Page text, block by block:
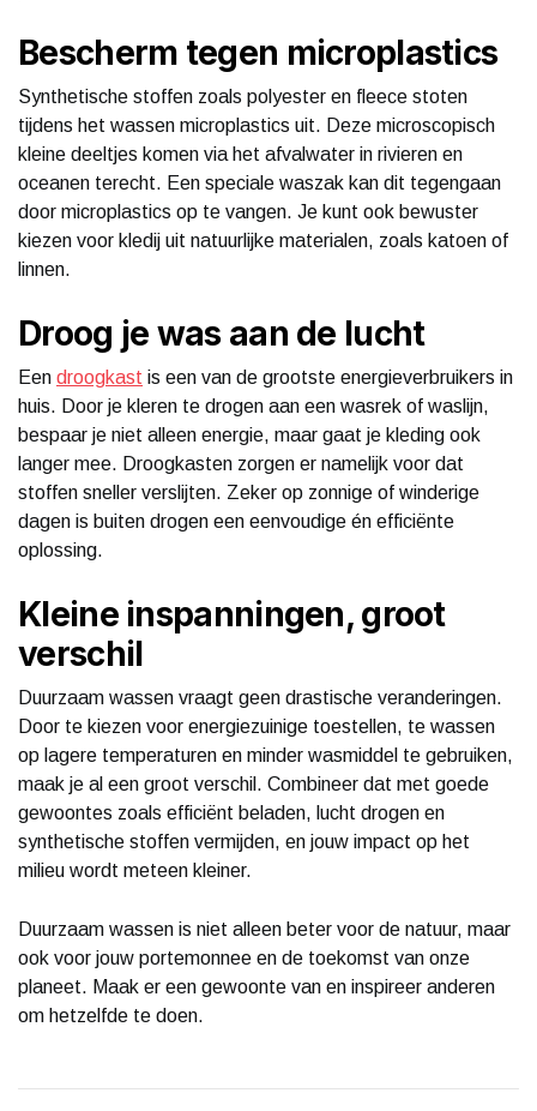
Bescherm tegen microplastics
Synthetische stoffen zoals polyester en fleece stoten
tijdens het wassen microplastics uit. Deze microscopisch
kleine deeltjes komen via het afvalwater in rivieren en
oceanen terecht. Een speciale waszak kan dit tegengaan
door microplastics op te vangen. Je kunt ook bewuster
kiezen voor kledij uit natuurlijke materialen, zoals katoen of
linnen.
Droog je was aan de lucht
Een droogkast is een van de grootste energieverbruikers in
huis. Door je kleren te drogen aan een wasrek of waslijn,
bespaar je niet alleen energie, maar gaat je kleding ook
langer mee. Droogkasten zorgen er namelijk voor dat
stoffen sneller verslijten. Zeker op zonnige of winderige
dagen is buiten drogen een eenvoudige én efficiënte
oplossing.
Kleine inspanningen, groot
verschil
Duurzaam wassen vraagt geen drastische veranderingen.
Door te kiezen voor energiezuinige toestellen, te wassen
op lagere temperaturen en minder wasmiddel te gebruiken,
maak je al een groot verschil. Combineer dat met goede
gewoontes zoals efficiënt beladen, lucht drogen en
synthetische stoffen vermijden, en jouw impact op het
milieu wordt meteen kleiner.
Duurzaam wassen is niet alleen beter voor de natuur, maar
ook voor jouw portemonnee en de toekomst van onze
planeet. Maak er een gewoonte van en inspireer anderen
om hetzelfde te doen.